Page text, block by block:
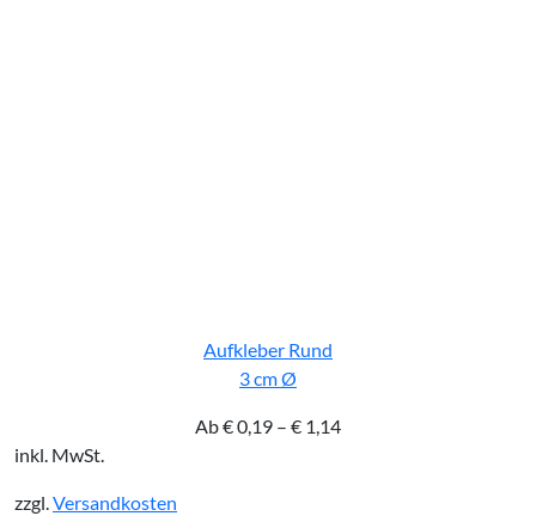
Aufkleber Rund
3 cm Ø
Ab€0,19 – € 1,14
inkl. MwSt.
zzgl.Versandkosten